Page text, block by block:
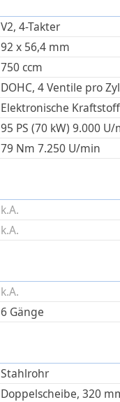
V2, 4-Takter
92 x 56,4 mm
750 ccm
DOHC, 4 Ventile pro
Elektronische
95 PS (70 kW) 9.000 U/
79 Nm 7.250 U/min
k.A.
k.A.
k.A.
6 Gänge
Stahlrohr
Doppelscheibe, 320